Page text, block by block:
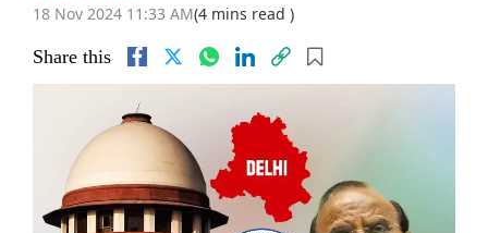
18 Nov 2024 11:33 AM(4 mins read )
Share this